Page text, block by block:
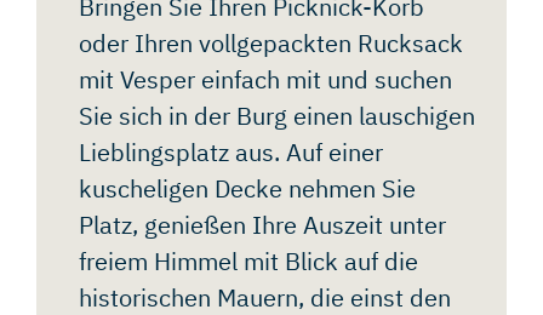
oder Ihren vollgepackten Rucksack
mit Vesper einfach mit und suchen
Sie sich in der Burg einen lauschigen
Lieblingsplatz aus. Auf einer
kuscheligen Decke nehmen Sie
Platz, genießen Ihre Auszeit unter
freiem Himmel mit Blick auf die
historischen Mauern, die einst den